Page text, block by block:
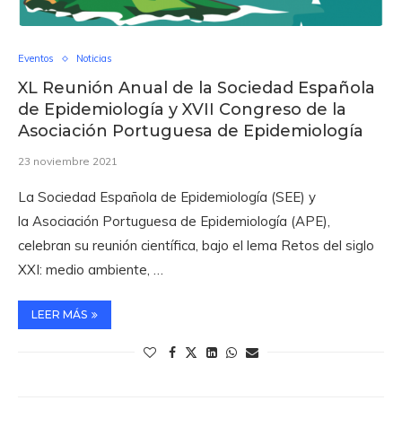
Eventos Noticias
XL Reunión Anual de la Sociedad Española
de Epidemiología y XVII Congreso de la
Asociación Portuguesa de Epidemiología
23 noviembre 2021
La Sociedad Española de Epidemiología (SEE) y
la Asociación Portuguesa de Epidemiología (APE),
celebran su reunión científica, bajo el lema Retos del siglo
XXI: medio ambiente, …
LEER MÁS